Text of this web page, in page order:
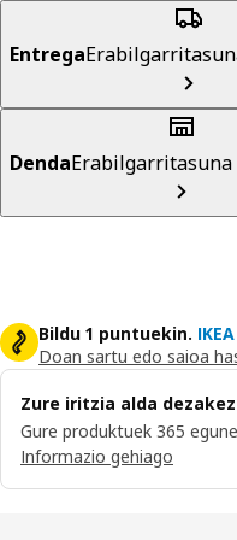
Entrega
DendaErabilgarritasuna
Bildu 1 puntuekin.
Doan sartu edo saioa
Zure iritzia alda
Gure produktuek 365
Informazio gehiago